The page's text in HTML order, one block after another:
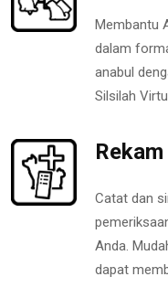
Membantu
dalam
anabul
Silsilah
Catat dan
Anda.
dapat